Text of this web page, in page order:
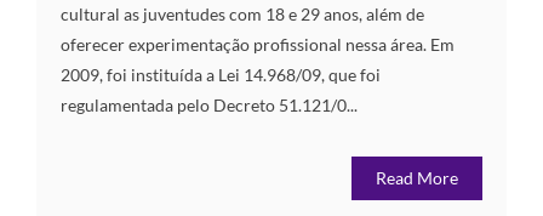
cultural as juventudes com 18 e 29 anos, além de
oferecer experimentação profissional nessa área. Em
2009, foi instituída a Lei 14.968/09, que foi
regulamentada pelo Decreto 51.121/0...
Read More